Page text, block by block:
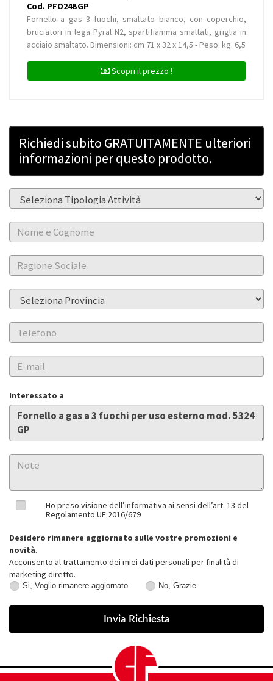
Cod. PFO24BGP
Fornello a gas 3 fuochi, smaltato bianco, con coperchio,
bruciatori in lega Pyral N2, spartifiamma smaltati, griglia in
acciaio smaltato. Dimensioni: cm 71 x 32 x 14,5 - Peso: kg. 6,5
Scopri il prezzo !
Richiedi subito GRATUITAMENTE ulteriori
informazioni per questo prodotto.
Interessato a
Ho preso visione dell’informativa ai sensi dell’art. 13 del
Regolamento UE 2016/679
Desidero rimanere aggiornato sulle vostre promozioni e
novità.
Acconsento al trattamento dei miei dati personali per finalità di
marketing diretto.
Voglio
Si, Voglio rimanere aggiornato
Grazie
No, Grazie